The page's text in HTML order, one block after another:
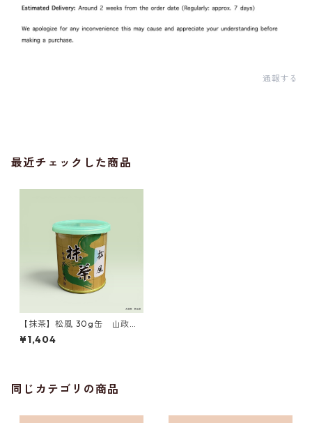
通報する
最近チェックした商品
【抹茶】松風 30g缶 山政小
山園製 ／Matcha Matsukaze
30g
¥1,404
同じカテゴリの商品